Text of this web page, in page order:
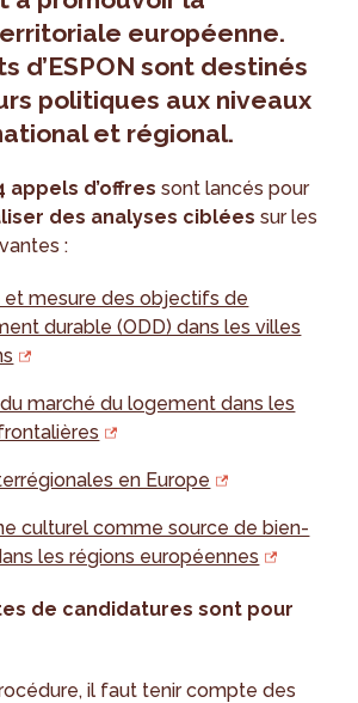
européenne.
d’ESPON sont destinés
politiques aux niveaux
et régional.
appels d’offressont lancés pour
des analyses ciblées sur les
:
et mesure des objectifs de
durable (ODD) dans les villes
marché du logement dans les
en Europe
culturel comme source de bien-
les régions européennes
de candidatures sont pour
il faut tenir compte des